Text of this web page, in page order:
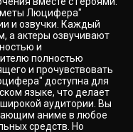
Люцифера"
и озвучки. Каждый
а актеры озвучивают
и
полностью
и прочувствовать
доступна для
языке, что делает
аудитории. Вы
аниме в любое
средств. Но